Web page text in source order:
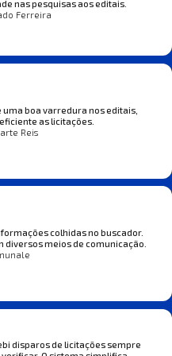
nas pesquisas aos editais.
Ferreira
boa varredura nos editais,
as licitações.
Reis
colhidas no buscador.
diversos meios de comunicação.
disparos de licitações sempre